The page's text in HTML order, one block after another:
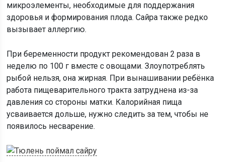
микроэлементы, необходимые для поддержания
здоровья и формирования плода. Сайра также редко
вызывает аллергию.
При беременности продукт рекомендован 2 раза в
неделю по 100 г вместе с овощами. Злоупотреблять
рыбой нельзя, она жирная. При вынашивании ребёнка
работа пищеварительного тракта затруднена из-за
давления со стороны матки. Калорийная пища
усваивается дольше, нужно следить за тем, чтобы не
появилось несварение.